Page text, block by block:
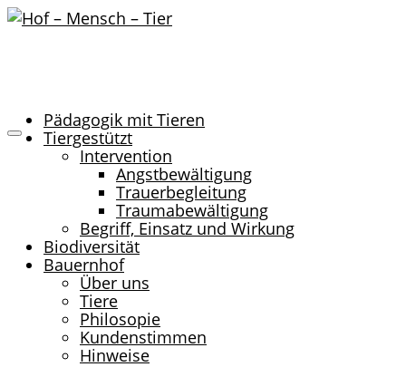
Pädagogik mit Tieren
Tiergestützt
Intervention
Angstbewältigung
Trauerbegleitung
Traumabewältigung
Begriff, Einsatz und Wirkung
Biodiversität
Bauernhof
Über uns
Tiere
Philosopie
Kundenstimmen
Hinweise